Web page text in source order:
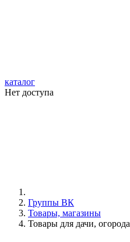
каталог
Нет доступа
Группы ВК
Товары, магазины
Товары для дачи, огорода